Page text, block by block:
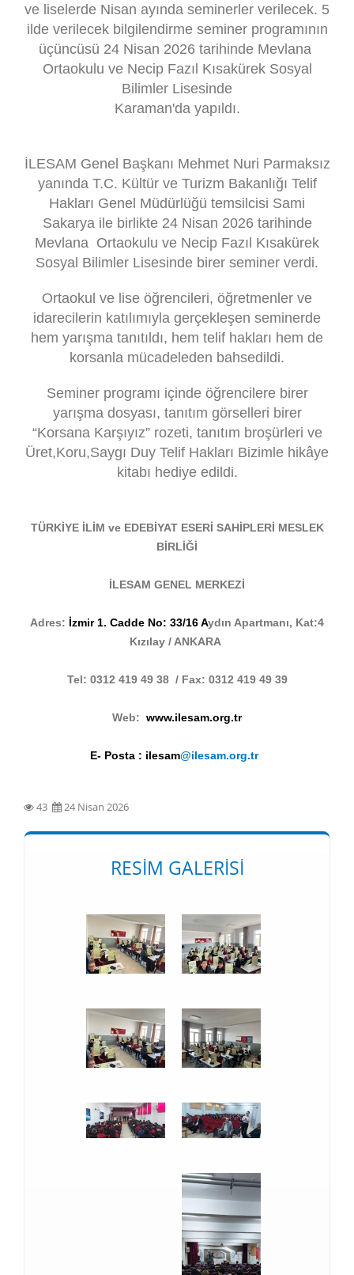
ve liselerde Nisan ayında seminerler verilecek. 5
ilde verilecek bilgilendirme seminer programının
üçüncüsü 24 Nisan 2026 tarihinde Mevlana
Ortaokulu ve Necip Fazıl Kısakürek Sosyal
Bilimler Lisesinde
Karaman'da yapıldı.
İLESAM Genel Başkanı Mehmet Nuri Parmaksız
yanında T.C. Kültür ve Turizm Bakanlığı Telif
Hakları Genel Müdürlüğü temsilcisi Sami
Sakarya ile birlikte 24 Nisan 2026tarihinde
Mevlana Ortaokulu ve Necip Fazıl Kısakürek
Sosyal Bilimler Lisesinde birer seminer verdi.
Ortaokul ve lise öğrencileri, öğretmenler ve
idarecilerin katılımıyla gerçekleşen seminerde
hem yarışma tanıtıldı, hem telif hakları hem de
korsanla mücadeleden bahsedildi.
Seminer programı içinde öğrencilere birer
yarışma dosyası, tanıtım görselleri birer
“Korsana Karşıyız” rozeti, tanıtım broşürleri ve
Üret,Koru,Saygı Duy Telif Hakları Bizimle hikâye
kitabı hediye edildi.
TÜRKİYE İLİM ve EDEBİYAT ESERİ SAHİPLERİ MESLEK
BİRLİĞİ
İLESAM GENEL MERKEZİ
Adres: İzmir 1. Cadde No: 33/16 Aydın Apartmanı, Kat:4
Kızılay / ANKARA
Tel: 0312 419 49 38 / Fax: 0312 419 49 39
Web: www.ilesam.org.tr
E- Posta : ilesam@ilesam.org.tr
43 24 Nisan 2026
RESIM GALERISI